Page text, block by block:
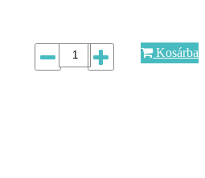
Kosárba